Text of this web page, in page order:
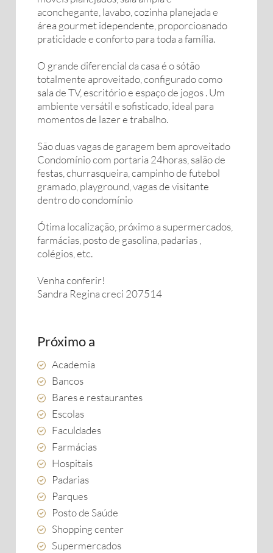
aconchegante, lavabo, cozinha planejada e
área gourmet idependente, proporcioanado
praticidade e conforto para toda a família.
O grande diferencial da casa é o sótão
totalmente aproveitado, configurado como
sala de TV, escritório e espaço de jogos . Um
ambiente versátil e sofisticado, ideal para
momentos de lazer e trabalho.
São duas vagas de garagem bem aproveitado
Condomínio com portaria 24horas, salão de
festas, churrasqueira, campinho de futebol
gramado, playground, vagas de visitante
dentro do condomínio
Ótima localização, próximo a supermercados,
farmácias, posto de gasolina, padarias ,
colégios, etc.
Venha conferir!
Sandra Regina creci 207514
Próximo a
Academia
Bancos
Bares e restaurantes
Escolas
Faculdades
Farmácias
Hospitais
Padarias
Parques
Posto de Saúde
Shopping center
Supermercados